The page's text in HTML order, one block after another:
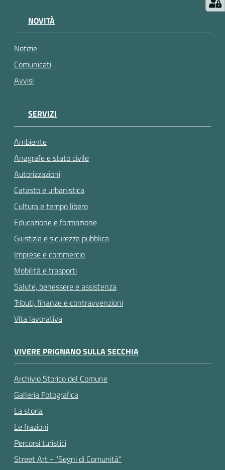
argomenti...
NOVITÀ
Notizie
Comunicati
Avvisi
SERVIZI
Ambiente
Anagrafe e stato civile
Autorizzazioni
Catasto e urbanistica
Cultura e tempo libero
Educazione e formazione
Giustizia e sicurezza pubblica
Imprese e commercio
Mobilità e trasporti
Salute, benessere e assistenza
Tributi, finanze e contravvenzioni
Vita lavorativa
VIVERE PRIGNANO SULLA SECCHIA
Archivio Storico del Comune
Galleria Fotografica
La storia
Le frazioni
Percorsi turistici
Street Art - "Segni di Comunità"